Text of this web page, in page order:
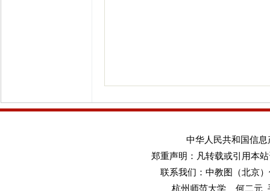
中华人民共和国信息
郑重声明：凡转载或引用本
联系我们：中教图（北京
杭州师范大学 何二元